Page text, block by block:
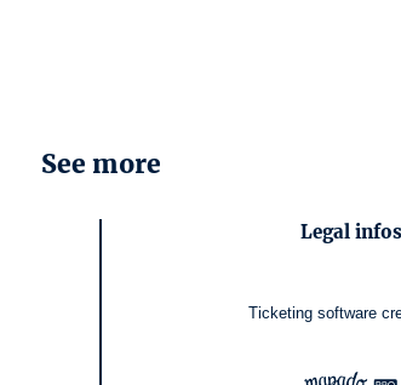
See more
Legal infos
Ticketing software